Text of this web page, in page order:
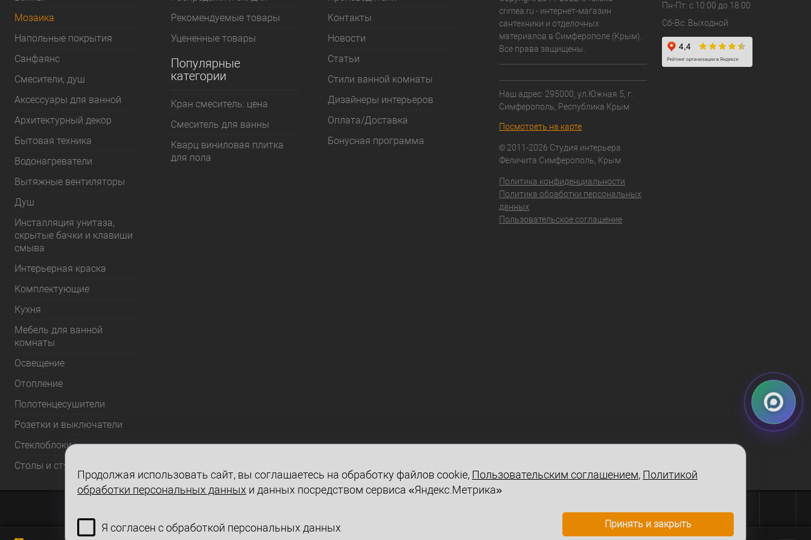
Мозаика
Напольные покрытия
Санфаянс
Смесители, душ
Аксессуары для ванной
Архитектурный декор
Бытовая техника
Водонагреватели
Вытяжные вентиляторы
Душ
Инсталляция унитаза,
скрытые бачки и клавиши
смыва
Интерьерная краска
Комплектующие
Кухня
Мебель для ванной
комнаты
Освещение
Отопление
Полотенцесушители
Розетки и выключатели
Стеклоблоки
Столы и стулья
Рекомендуемые товары
Уцененные товары
Популярные
категории
Кран смеситель: цена
Смеситель для ванны
Кварц виниловая плитка
для пола
Контакты
Новости
Статьи
Стили ванной комнаты
Дизайнеры интерьеров
Оплата/Доставка
Бонусная программа
crimea.ru - интернет-магазин
сантехники и отделочных
материалов в Симферополе (Крым).
Все права защищены.
Наш адрес: 295000, ул.Южная 5, г.
Симферополь, Республика Крым
Посмотреть на карте
© 2011-2026 Студия интерьера
Феличита Симферополь, Крым
Политика конфиденциальности
Политика обработки персональных
данных
Пользовательское соглашение
Пн-Пт: с 10:00 до 18:00
Сб-Вс: Выходной
Продолжая использовать сайт, вы соглашаетесь на обработку файлов cookie, Пользовательским соглашением, Политикой
обработки персональных данных и данных посредством сервиса «Яндекс.Метрика»
Я согласен с обработкой персональных данных Принять и закрыть